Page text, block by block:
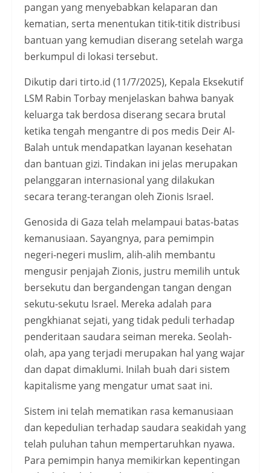
pangan yang menyebabkan kelaparan dan
kematian, serta menentukan titik-titik distribusi
bantuan yang kemudian diserang setelah warga
berkumpul di lokasi tersebut.
Dikutip dari tirto.id (11/7/2025), Kepala Eksekutif
LSM Rabin Torbay menjelaskan bahwa banyak
keluarga tak berdosa diserang secara brutal
ketika tengah mengantre di pos medis Deir Al-
Balah untuk mendapatkan layanan kesehatan
dan bantuan gizi. Tindakan ini jelas merupakan
pelanggaran internasional yang dilakukan
secara terang-terangan oleh Zionis Israel.
Genosida di Gaza telah melampaui batas-batas
kemanusiaan. Sayangnya, para pemimpin
negeri-negeri muslim, alih-alih membantu
mengusir penjajah Zionis, justru memilih untuk
bersekutu dan bergandengan tangan dengan
sekutu-sekutu Israel. Mereka adalah para
pengkhianat sejati, yang tidak peduli terhadap
penderitaan saudara seiman mereka. Seolah-
olah, apa yang terjadi merupakan hal yang wajar
dan dapat dimaklumi. Inilah buah dari sistem
kapitalisme yang mengatur umat saat ini.
Sistem ini telah mematikan rasa kemanusiaan
dan kepedulian terhadap saudara seakidah yang
telah puluhan tahun mempertaruhkan nyawa.
Para pemimpin hanya memikirkan kepentingan